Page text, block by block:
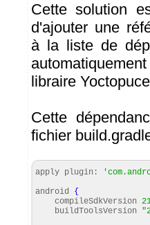
Cette solution
d'ajouter une
à la liste de
libraire
Cette
fichier
apply plugin:
android {
compileSdkVersion
buildToolsVersion